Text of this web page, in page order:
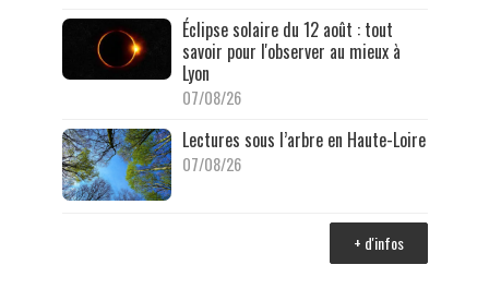
Éclipse solaire du 12 août : tout
savoir pour l'observer au mieux à
Lyon
07/08/26
Lectures sous l’arbre en Haute-Loire
07/08/26
+ d'infos